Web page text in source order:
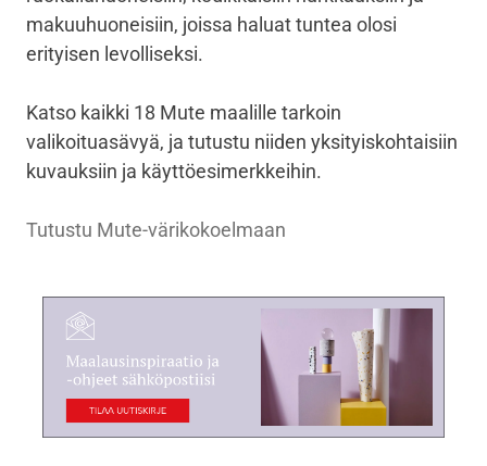
makuuhuoneisiin, joissa haluat tuntea olosi
erityisen levolliseksi.
Katso kaikki 18 Mute maalille tarkoin
valikoituasävyä, ja tutustu niiden yksityiskohtaisiin
kuvauksiin ja käyttöesimerkkeihin.
Tutustu Mute-värikokoelmaan